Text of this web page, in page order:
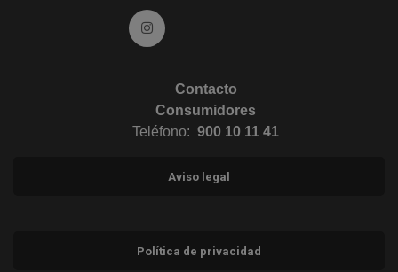
Ir a Instagram (abre en ventana nueva)
Contacto
Consumidores
Teléfono: 900 10 11 41
Aviso legal
Política de privacidad